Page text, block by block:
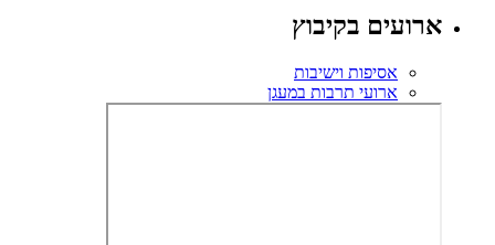
ארועים בקיבוץ
אסיפות וישיבות
ארועי תרבות במעגן